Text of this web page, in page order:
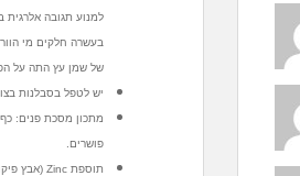
למנוע תגובה
בעשרה חלקים מי
של שמן עץ התה על
יש לטפל בסבלנות
מתכון מסכת פנים:
פושרים.
תוספת Zinc (אבץ פיקולינט).